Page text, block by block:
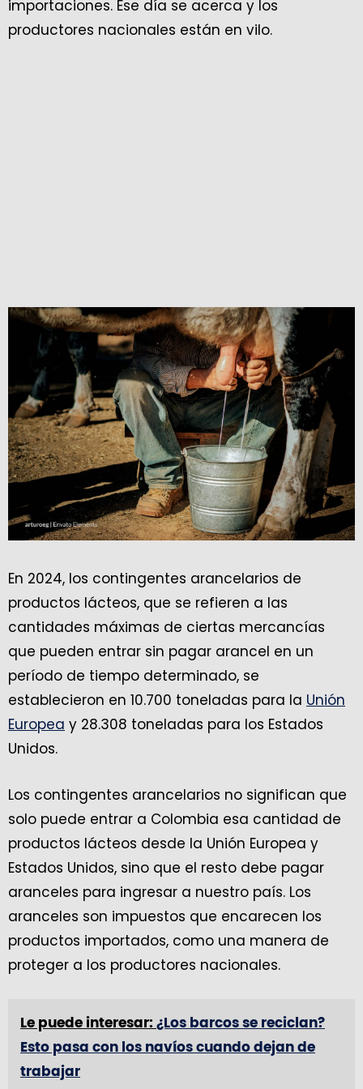
importaciones. Ese día se acerca y los
productores nacionales están en vilo.
En 2024, los contingentes arancelarios de
productos lácteos, que se refieren a las
cantidades máximas de ciertas mercancías
que pueden entrar sin pagar arancel en un
período de tiempo determinado, se
establecieron en 10.700 toneladas para la Unión
Europea y 28.308 toneladas para los Estados
Unidos.
Los contingentes arancelarios no significan que
solo puede entrar a Colombia esa cantidad de
productos lácteos desde la Unión Europea y
Estados Unidos, sino que el resto debe pagar
aranceles para ingresar a nuestro país. Los
aranceles son impuestos que encarecen los
productos importados, como una manera de
proteger a los productores nacionales.
Le puede interesar: ¿Los barcos se reciclan?
Esto pasa con los navíos cuando dejan de
trabajar